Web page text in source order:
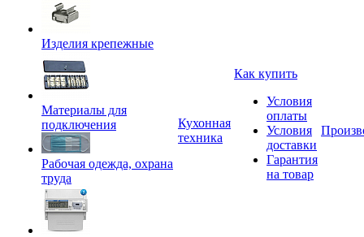
Изделия крепежные
Материалы для
подключения
Рабочая одежда, охрана
труда
Кухонная
техника
Как купить
Условия
оплаты
Условия
доставки
Гарантия
на товар